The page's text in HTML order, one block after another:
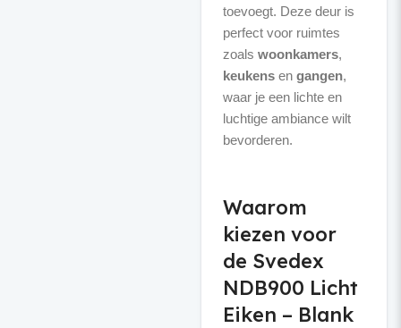
toevoegt. Deze deur is
perfect voor ruimtes
zoals woonkamers,
keukensen gangen,
waar je een lichte en
luchtige ambiance wilt
bevorderen.
Waarom
kiezen voor
de Svedex
NDB900 Licht
Eiken – Blank